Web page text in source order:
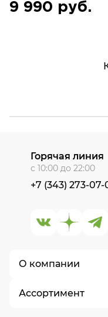
9 990 руб.
О компании
О нас
Ассортимент
Горячая линия
с 10:00 до 22:00
+7 (343) 273-07-